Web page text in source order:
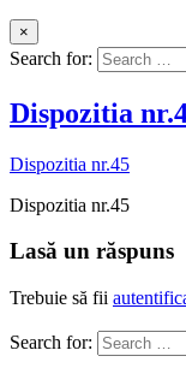
×
Search for:
Dispozitia
Dispozitia nr.45
Dispozitia nr.45
Lasă un răspuns
Trebuie să fii
Search for: